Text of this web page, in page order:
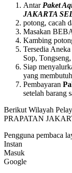
Antar Paket
JAKARTA
potong, cacah
Masakan
Kambing
Tersedia
Sop,
Siap
yang
Pembayaran
setelah barang
Berikut Wilayah
PRAPATAN
Pengguna pembaca
Instan
Masuk
Google